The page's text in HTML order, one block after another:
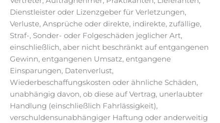
Dienstleister oder Lizenzgeber für Verletzungen,
Verluste, Ansprüche oder direkte, indirekte, zufällige,
Straf-, Sonder- oder Folgeschäden jeglicher Art,
einschließlich, aber nicht beschränkt auf entgangenen
Gewinn, entgangenen Umsatz, entgangene
Einsparungen, Datenverlust,
Wiederbeschaffungskosten oder ähnliche Schäden,
unabhängig davon, ob diese auf Vertrag, unerlaubter
Handlung (einschließlich Fahrlässigkeit),
verschuldensunabhängiger Haftung oder anderweitig